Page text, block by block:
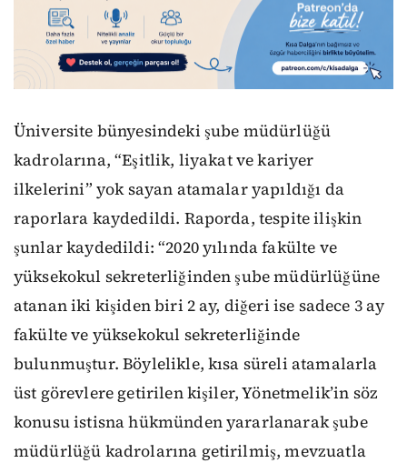
Üniversite bünyesindeki şube müdürlüğü
kadrolarına, “Eşitlik, liyakat ve kariyer
ilkelerini” yok sayan atamalar yapıldığı da
raporlara kaydedildi. Raporda, tespite ilişkin
şunlar kaydedildi: “2020 yılında fakülte ve
yüksekokul sekreterliğinden şube müdürlüğüne
atanan iki kişiden biri 2 ay, diğeri ise sadece 3 ay
fakülte ve yüksekokul sekreterliğinde
bulunmuştur. Böylelikle, kısa süreli atamalarla
üst görevlere getirilen kişiler, Yönetmelik’in söz
konusu istisna hükmünden yararlanarak şube
müdürlüğü kadrolarına getirilmiş, mevzuatla